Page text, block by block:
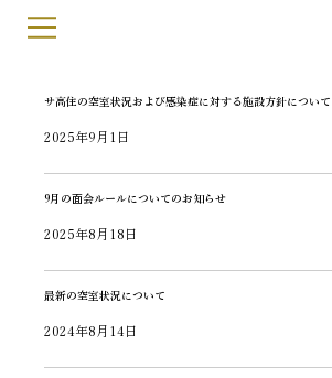
サ高住の空室状況および感染症に対する施設方針について
2025年9月1日
9月の面会ルールについてのお知らせ
2025年8月18日
最新の空室状況について
2024年8月14日